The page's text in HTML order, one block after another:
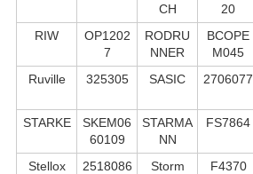
CH
20
RIW
OP1202
7
RODRU
NNER
BCOPE
M045
Ruville 325305 SASIC 2706077
STARKE
SKEM06
60109
STARMA
NN
FS7864
Stellox
2518086
Storm F4370